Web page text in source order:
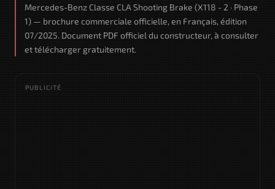
Mercedes-Benz Classe CLA Shooting Brake (X118 - 2 · Phase
1) — brochure commerciale officielle, en Français, édition
07/2025. Document PDF officiel du constructeur, à consulter
et télécharger gratuitement.
PUBLICITÉ